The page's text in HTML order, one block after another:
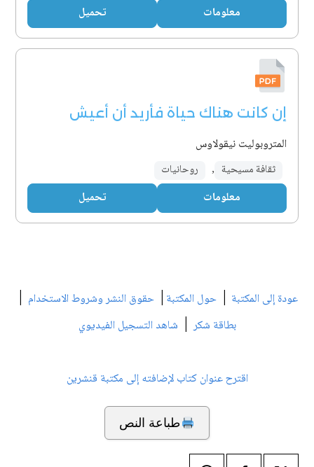
معلومات تحميل
إن كانت هناك حياة فأريد أن أعيش
المتروبوليت نيقولاوس
ثقافة مسيحية , روحانيات
معلومات تحميل
عودة إلى المكتبة | حول المكتبة | حقوق النشر وشروط الاستخدام |
بطاقة شكر| شاهد التسجيل الفيديوي
اقترح عنوان كتاب لإضافته إلى مكتبة قنشرين
طباعة النص